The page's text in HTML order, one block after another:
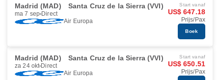
Madrid (MAD) Santa Cruz de la Sierra (VVI)
ma 7 sep Direct
Air Europa
Start vanaf
US$ 647.18
Prijs/Pax
Boek
Madrid (MAD) Santa Cruz de la Sierra (VVI)
za 24 okt Direct
Air Europa
Start vanaf
US$ 650.51
Prijs/Pax